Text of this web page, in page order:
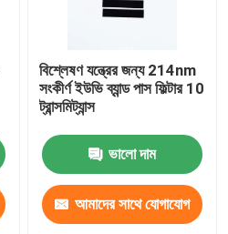
বিশ্লেষণ যন্ত্রের জন্য 214nm
সংকীর্ণ ইউভি ব্যান্ড পাস ফিল্টার 10
ট্রান্সমিট্যান্স
ভালো দাম
আমাদের সাথে যোগাযোগ